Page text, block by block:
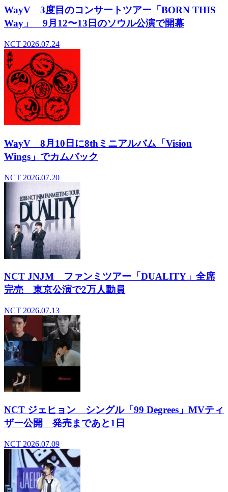
WayV 3度目のコンサートツアー「BORN THIS
Way」 9月12〜13日のソウル公演で開幕
NCT 2026.07.24
WayV 8月10日に8thミニアルバム「Vision
Wings」でカムバック
NCT 2026.07.20
NCT JNJM ファンミツアー「DUALITY」全席
完売 東京公演で2万人動員
NCT 2026.07.13
NCT ジェヒョン シングル「99 Degrees」MVティ
ザー公開 発売まであと1日
NCT 2026.07.09